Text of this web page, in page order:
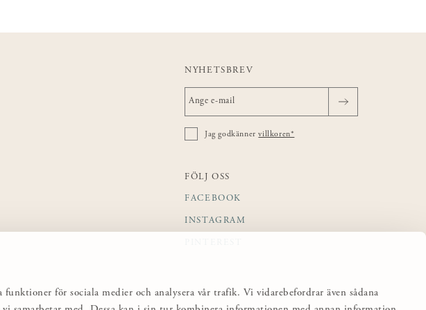
för sociala medier och analysera vår trafik. Vi vidarebefordrar även sådana
NYHETSBREV
Jag godkännervillkoren*
FÖLJ OSS
FACEBOOK
INSTAGRAM